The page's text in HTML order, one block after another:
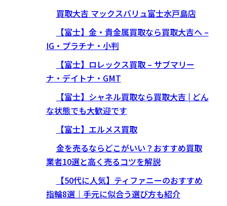
買取大吉 マックスバリュ富士水戸島店
【富士】金・貴金属買取なら買取大吉へ –
IG・プラチナ・小判
【富士】ロレックス買取 – サブマリー
ナ・デイトナ・GMT
【富士】シャネル買取なら買取大吉 | どん
な状態でも大歓迎です
【富士】エルメス買取
金を売るならどこがいい？おすすめ買取
業者10選と高く売るコツを解説
【50代に人気】ティファニーのおすすめ
指輪8選｜手元に似合う選び方も紹介